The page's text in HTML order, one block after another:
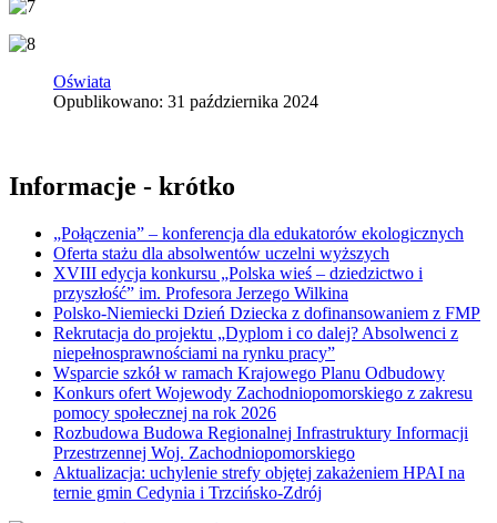
Oświata
Opublikowano: 31 października 2024
Informacje - krótko
„Połączenia” – konferencja dla edukatorów ekologicznych
Oferta stażu dla absolwentów uczelni wyższych
XVIII edycja konkursu „Polska wieś – dziedzictwo i
przyszłość” im. Profesora Jerzego Wilkina
Polsko-Niemiecki Dzień Dziecka z dofinansowaniem z FMP
Rekrutacja do projektu „Dyplom i co dalej? Absolwenci z
niepełnosprawnościami na rynku pracy”
Wsparcie szkół w ramach Krajowego Planu Odbudowy
Konkurs ofert Wojewody Zachodniopomorskiego z zakresu
pomocy społecznej na rok 2026
Rozbudowa Budowa Regionalnej Infrastruktury Informacji
Przestrzennej Woj. Zachodniopomorskiego
Aktualizacja: uchylenie strefy objętej zakażeniem HPAI na
ternie gmin Cedynia i Trzcińsko-Zdrój